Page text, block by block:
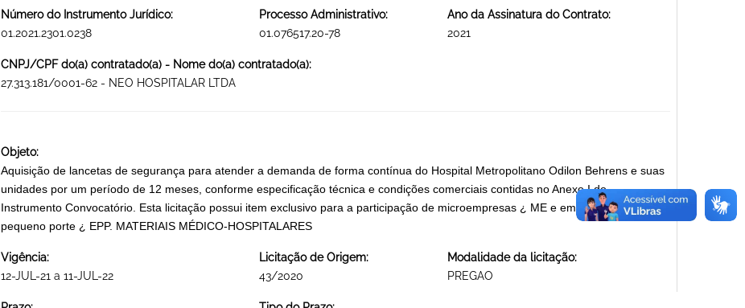
Número do Instrumento Jurídico:
01.2021.2301.0238
Processo Administrativo:
01.076517.20-78
Ano da Assinatura do Contrato:
2021
CNPJ/CPF do(a) contratado(a) - Nome do(a) contratado(a):
27.313.181/0001-62 - NEO HOSPITALAR LTDA
Objeto:
Aquisição de lancetas de segurança para atender a demanda de forma contínua do Hospital Metropolitano Odilon Behrens e suas
unidades por um período de 12 meses, conforme especificação técnica e condições comerciais contidas no Anexo I do
Instrumento Convocatório. Esta licitação possui item exclusivo para a participação de microempresas ¿ ME e empresas de
pequeno porte ¿ EPP. MATERIAIS MÉDICO-HOSPITALARES
Vigência:
12-JUL-21 a 11-JUL-22
Licitação de Origem:
43/2020
Modalidade da licitação:
PREGAO